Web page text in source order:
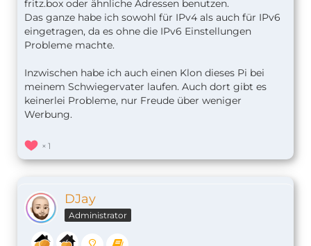
fritz.box oder ähnliche Adressen benutzen.
Das ganze habe ich sowohl für IPv4 als auch für IPv6
eingetragen, da es ohne die IPv6 Einstellungen
Probleme machte.
Inzwischen habe ich auch einen Klon dieses Pi bei
meinem Schwiegervater laufen. Auch dort gibt es
keinerlei Probleme, nur Freude über weniger
Werbung.
1
DJay
Administrator